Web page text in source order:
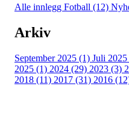
Alle innlegg Fotball (12)
Arkiv
September 2025 (1) Juli
2025 (1) 2024 (29) 2023 (3)
2018 (11) 2017 (31) 2016